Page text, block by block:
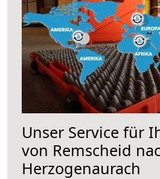
Unser Service für
von Remscheid
Herzogenaurach